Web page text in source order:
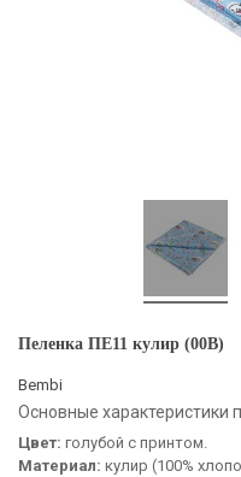
Пеленка ПЕ11 кулир (00B)
Bembi
Основные характеристики
Цвет: голубой с принтом.
Материал: кулир (100%